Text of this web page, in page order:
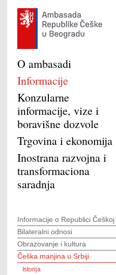
O ambasadi
Informacije
Konzularne
informacije, vize i
boravišne dozvole
Trgovina i ekonomija
Inostrana razvojna i
transformaciona
saradnja
Informacije o Republici Češkoj
Bilateralni odnosi
Obrazovanje i kultura
Češka manjina u Srbiji
Istorija